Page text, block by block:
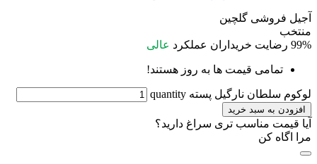
آجیل فروشی گلچین
منتخب
99% رضایت خریداران عملکرد عالی
تمامی قیمت ها به روز هستند!
لوکوم سلطان نارگیل پسته quantity
افزودن به سبد خرید
آیا قیمت مناسب تری سراغ دارید؟
مرا اگاه کن